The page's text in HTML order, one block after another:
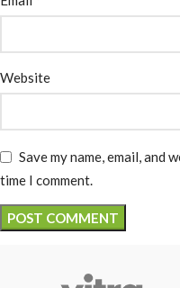
Website
Save my name, email,
time I comment.